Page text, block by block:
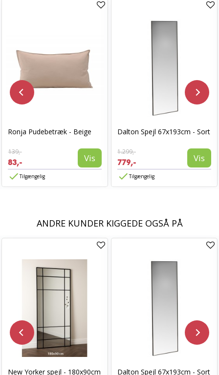
Ronja Pudebetræk - Beige
139,-
83,- Vis
Tilgængelig
Dalton Spejl 67x193cm - Sort
1.299,-
779,- Vis
Tilgængelig
ANDRE KUNDER KIGGEDE OGSÅ PÅ
New Yorker spejl - 180x90cm
Dalton Spejl 67x193cm - Sort